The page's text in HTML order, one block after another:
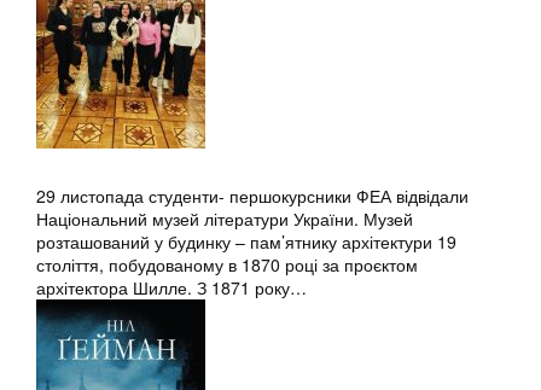
29 листопада студенти- першокурсники ФЕА відвідали
Національний музей літератури України. Музей
розташований у будинку – пам’ятнику архітектури 19
століття, побудованому в 1870 році за проєктом
архітектора Шилле. З 1871 року…